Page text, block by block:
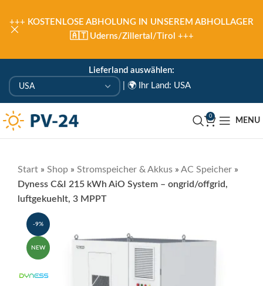
Lieferland auswählen:
🌍 Ihr Land: USA
0
MENU
Start » Shop » Stromspeicher & Akkus » AC Speicher »
Dyness C&I 215 kWh AiO System – ongrid/offgrid,
luftgekuehlt, 3 MPPT
-9%
NEW
+++ KOSTENLOSE ABHOLUNG IN UNSEREM ABHOLLAGER
🇦🇹 Uderns/Zillertal/Tirol +++